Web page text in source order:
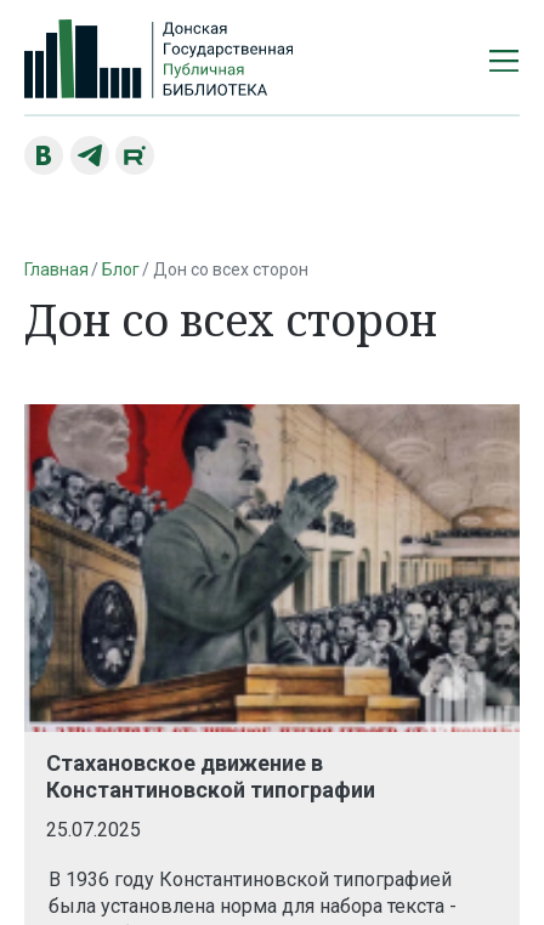
Главная Блог Дон со всех сторон
Дон со всех сторон
Стахановское движение в
Константиновской типографии
25.07.2025
В 1936 году Константиновской типографией
была установлена норма для набора текста -